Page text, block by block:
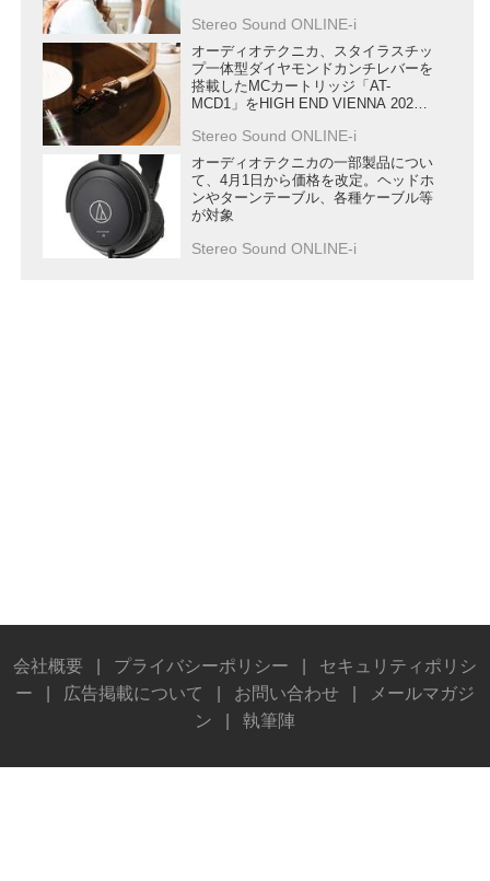
Stereo Sound ONLINE-i
オーディオテクニカ、スタイラスチッ
プ一体型ダイヤモンドカンチレバーを
搭載したMCカートリッジ「AT-
MCD1」をHIGH END VIENNA 2026
Stereo Sound ONLINE-i
オーディオテクニカの一部製品につい
て、4月1日から価格を改定。ヘッドホ
ンやターンテーブル、各種ケーブル等
が対象
Stereo Sound ONLINE-i
会社概要 プライバシーポリシー
セキュリティポリシ
ー
広告掲載について お問い合わせ
メールマガジ
ン
執筆陣